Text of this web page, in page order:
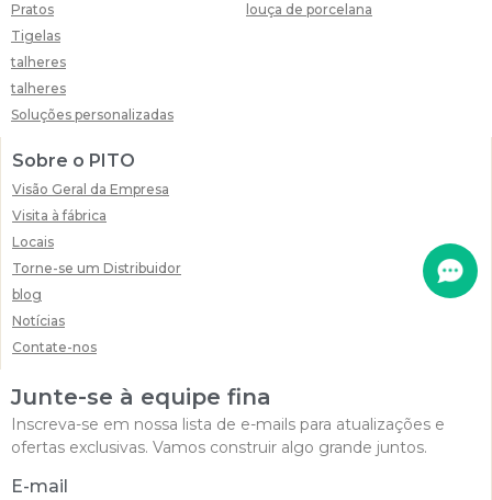
Pratos
Tigelas
talheres
talheres
Soluções personalizadas
louça de porcelana
Sobre o PITO
Visão Geral da Empresa
Visita à fábrica
Locais
Torne-se um Distribuidor
blog
Notícias
Contate-nos
Junte-se à equipe fina
Inscreva-se em nossa lista de e-mails para atualizações e
ofertas exclusivas. Vamos construir algo grande juntos.
E-mail